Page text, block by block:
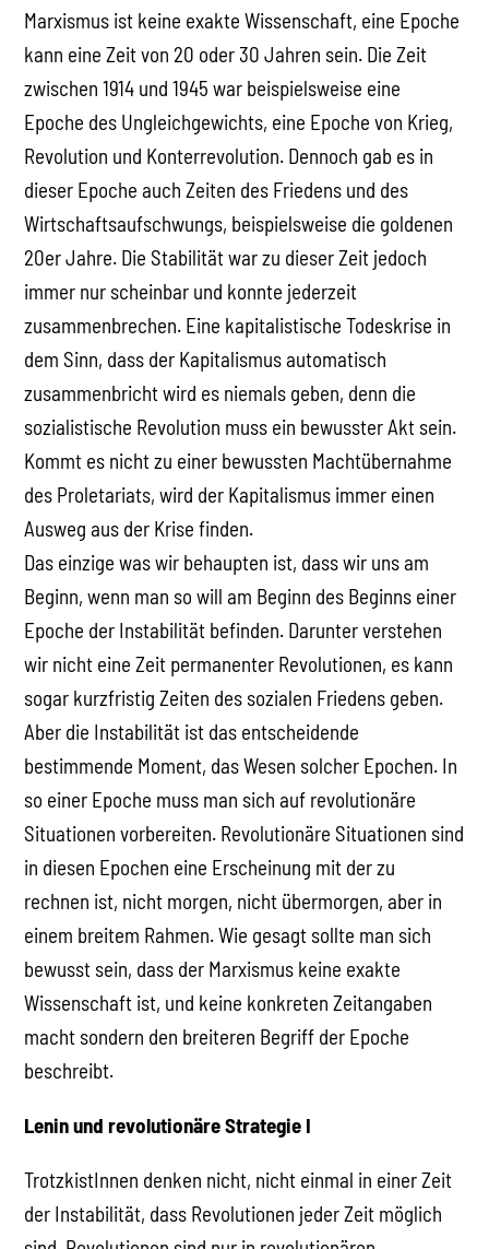
Marxismus ist keine exakte Wissenschaft, eine Epoche
kann eine Zeit von 20 oder 30 Jahren sein. Die Zeit
zwischen 1914 und 1945 war beispielsweise eine
Epoche des Ungleichgewichts, eine Epoche von Krieg,
Revolution und Konterrevolution. Dennoch gab es in
dieser Epoche auch Zeiten des Friedens und des
Wirtschaftsaufschwungs, beispielsweise die goldenen
20er Jahre. Die Stabilität war zu dieser Zeit jedoch
immer nur scheinbar und konnte jederzeit
zusammenbrechen. Eine kapitalistische Todeskrise in
dem Sinn, dass der Kapitalismus automatisch
zusammenbricht wird es niemals geben, denn die
sozialistische Revolution muss ein bewusster Akt sein.
Kommt es nicht zu einer bewussten Machtübernahme
des Proletariats, wird der Kapitalismus immer einen
Ausweg aus der Krise finden.
Das einzige was wir behaupten ist, dass wir uns am
Beginn, wenn man so will am Beginn des Beginns einer
Epoche der Instabilität befinden. Darunter verstehen
wir nicht eine Zeit permanenter Revolutionen, es kann
sogar kurzfristig Zeiten des sozialen Friedens geben.
Aber die Instabilität ist das entscheidende
bestimmende Moment, das Wesen solcher Epochen. In
so einer Epoche muss man sich auf revolutionäre
Situationen vorbereiten. Revolutionäre Situationen sind
in diesen Epochen eine Erscheinung mit der zu
rechnen ist, nicht morgen, nicht übermorgen, aber in
einem breitem Rahmen. Wie gesagt sollte man sich
bewusst sein, dass der Marxismus keine exakte
Wissenschaft ist, und keine konkreten Zeitangaben
macht sondern den breiteren Begriff der Epoche
beschreibt.
Lenin und revolutionäre Strategie I
TrotzkistInnen denken nicht, nicht einmal in einer Zeit
der Instabilität, dass Revolutionen jeder Zeit möglich